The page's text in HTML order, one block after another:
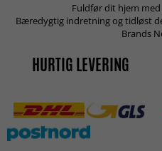
Fuldfør dit hjem
Bæredygtig indretning og tidløst
Brands
HURTIG LEVERING